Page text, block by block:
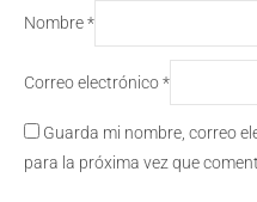
Nombre*
Correo electrónico*
Guarda mi nombre, correo
para la próxima vez que